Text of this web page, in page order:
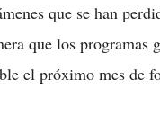
que se han
que los programas
el próximo mes de